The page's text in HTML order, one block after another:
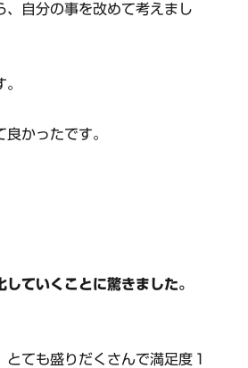
、自分の事を改めて考えまし
かったです。
ていくことに驚きました。
とても盛りだくさんで満足度１